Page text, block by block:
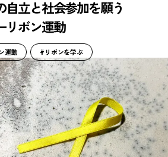
自立と社会参加を願う
リボン運動
運動 #リボンを学ぶ